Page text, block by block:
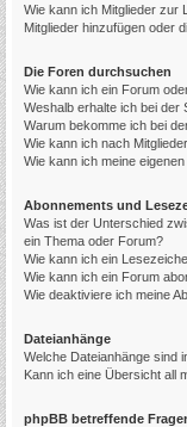
Wie kann ich Mitglieder zur
Mitglieder hinzufügen oder
Die Foren durchsuchen
Wie kann ich ein Forum
Weshalb erhalte ich bei der
Warum bekomme ich bei
Wie kann ich nach
Wie kann ich meine
Abonnements und
Was ist der Unterschied
ein Thema oder Forum?
Wie kann ich ein
Wie kann ich ein Forum
Wie deaktiviere ich meine
Dateianhänge
Welche Dateianhänge sind
Kann ich eine Übersicht all
phpBB betreffende